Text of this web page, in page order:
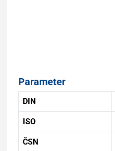
Parameter
DIN
ISO
ČSN